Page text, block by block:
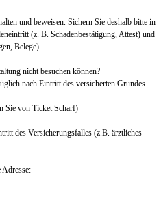
und beweisen. Sichern Sie deshalb bitte in
(z. B. Schadenbestätigung, Attest) und
Belege).
nicht besuchen können?
nach Eintritt des versicherten Grundes
Sie von Ticket Scharf)
des Versicherungsfalles (z.B. ärztliches
Adresse: